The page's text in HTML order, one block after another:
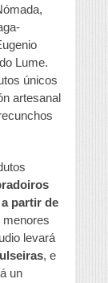
Lume.
únicos
artesanal
partir de
menores
levará
, e
un